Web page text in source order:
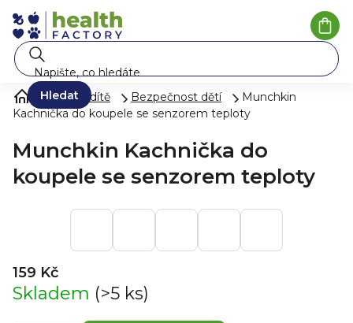
na
obsah
Hledat
Péče o dítě Bezpečnost dětí
Munchkin
Kachnička do koupele se senzorem teploty
Munchkin Kachnička do
koupele se senzorem teploty
159 Kč
Skladem (>5 ks)